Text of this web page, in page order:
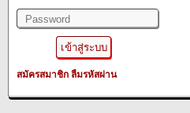
สมัครสมาชิก ลืมรหัสผ่าน